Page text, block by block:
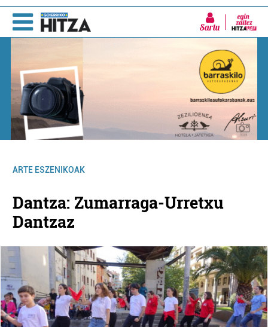
Sartu
ARTE ESZENIKOAK
Dantza: Zumarraga-Urretxu
Dantzaz